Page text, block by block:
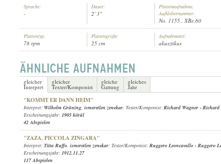
Sprache:
-
Dauer:
2' 3"
Plattenaufnahme,
Aufklebernummer:
No. 1155., XBe.60
Plattentyp:
78 rpm
Plattengröße:
25 cm
Aufnahmeart:
akusztikus
gleicher
Interpret
gleicher
Texter/Komponist
gleiche
Gattung
gleiches
Jahr
"KOMMT ER DANN HEIM"
Interpret: Wilhelm Grüning, ismeretlen zenekar; Texter/Komponist: Richard Wagner - Richard
Erscheinungsjahr: 1905 körül
42 Abspielen
"ZAZA, PICCOLA ZINGARA"
Interpret: Titta Ruffo, ismeretlen zenekar; Texter/Komponist: Ruggero Leoncavallo - Ruggero
Erscheinungsjahr: 1912.11.27
117 Abspielen